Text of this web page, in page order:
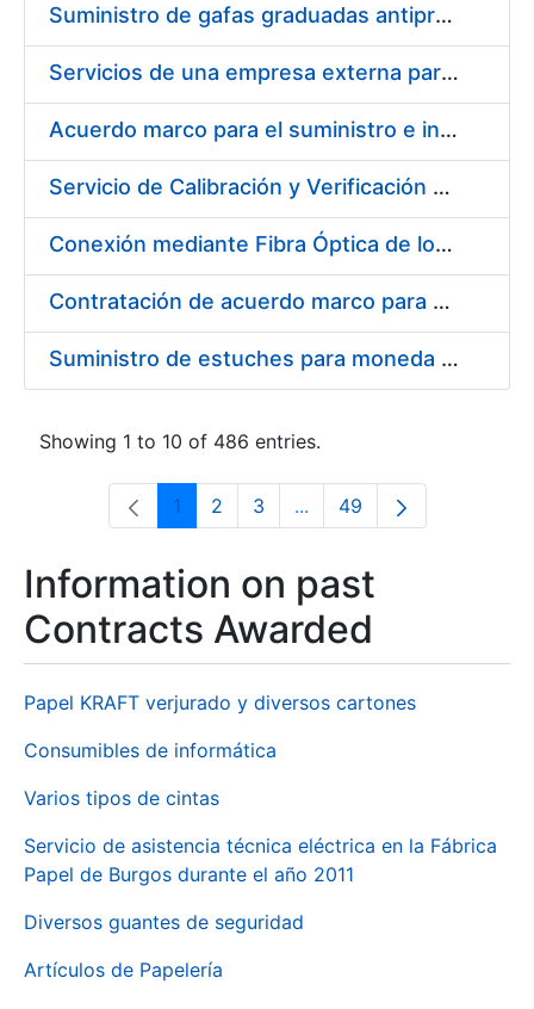
Suministro de gafas graduadas antiproyecciones para los trabajadores de la FNMT-RCM en los centros de trabajo de Madrid y Burgos
Servicios de una empresa externa para el asesoramiento y resolución de los recursos de alzada que se presentan relacionados con procesos de selección para la FNMT-RCM
Acuerdo marco para el suministro e instalación de persianas, estores y otros complementos
Servicio de Calibración y Verificación Externa de los Equipos de Medición del Servicio de Prevención de la FNMT-RCM
Conexión mediante Fibra Óptica de los Centros de Proceso de Datos (CPDs) de las sedes de la FNMT-RCM de Burgos y Madrid
Contratación de acuerdo marco para el Suministro de Material de Electricidad para la Fábrica Nacional de Moneda y Timbre-Real Casa de la Moneda en su centro de trabajo de Burgos
Suministro de estuches para moneda de 30 €
Showing 1 to 10 of 486 entries.
Page
1 Page
2 Page
3 ...Intermediate Pages Use
Page
49
Information on past
Contracts Awarded
Papel KRAFT verjurado y diversos cartones
Consumibles de informática
Varios tipos de cintas
Servicio de asistencia técnica eléctrica en la Fábrica
Papel de Burgos durante el año 2011
Diversos guantes de seguridad
Artículos de Papelería